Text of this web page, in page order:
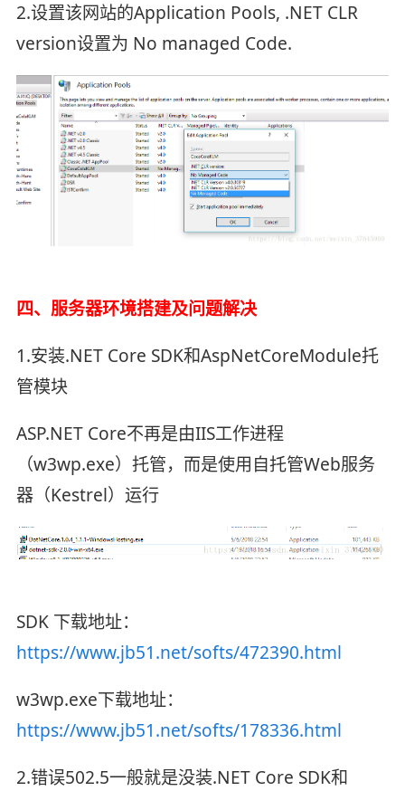
2.设置该网站的Application Pools, .NET CLR
version设置为 No managed Code.
四、服务器环境搭建及问题解决
1.安装.NET Core SDK和AspNetCoreModule托
管模块
ASP.NET Core不再是由IIS工作进程
（w3wp.exe）托管，而是使用自托管Web服务
器（Kestrel）运行
SDK 下载地址：
https://www.jb51.net/softs/472390.html
w3wp.exe下载地址：
https://www.jb51.net/softs/178336.html
2.错误502.5一般就是没装.NET Core SDK和